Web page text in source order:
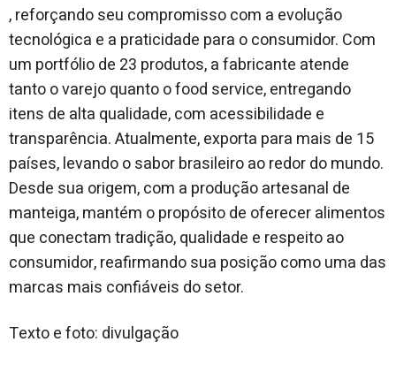
, reforçando seu compromisso com a evolução
tecnológica e a praticidade para o consumidor. Com
um portfólio de 23 produtos, a fabricante atende
tanto o varejo quanto o food service, entregando
itens de alta qualidade, com acessibilidade e
transparência. Atualmente, exporta para mais de 15
países, levando o sabor brasileiro ao redor do mundo.
Desde sua origem, com a produção artesanal de
manteiga, mantém o propósito de oferecer alimentos
que conectam tradição, qualidade e respeito ao
consumidor, reafirmando sua posição como uma das
marcas mais confiáveis do setor.
Texto e foto: divulgação